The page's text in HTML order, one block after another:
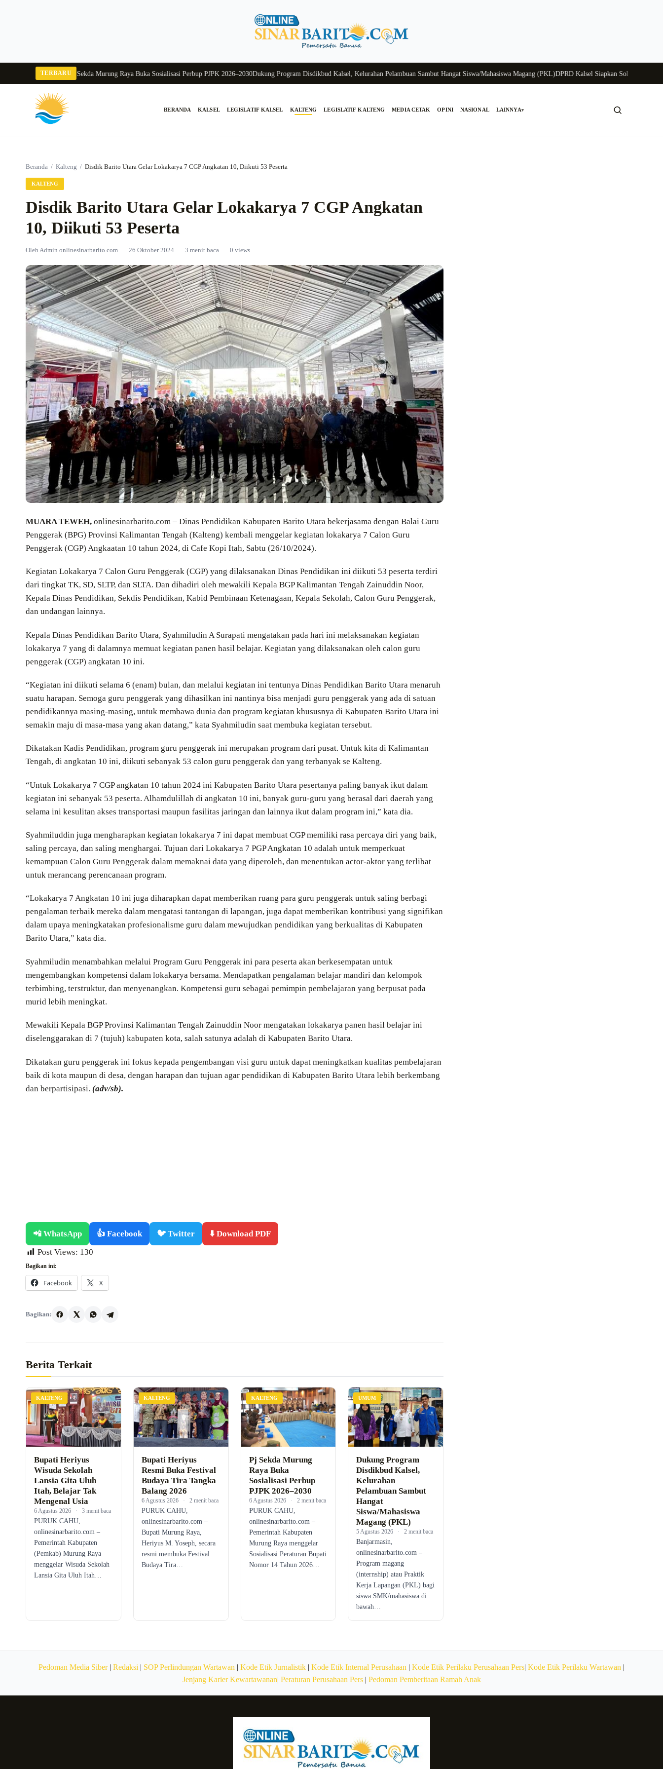
TERBARU
Balang 2026Pj Sekda Murung Raya Buka Sosialisasi Perbup PJPK 2026–2030Dukung Program Disdikbud Kalsel, Kelurahan Pelambuan Sambut Hangat Siswa/Mahasiswa Magang (PKL) DPRD Kalsel Siapkan Solusi Krisis
BERANDA KALSEL LEGISLATIF KALSEL KALTENG LEGISLATIF KALTENG MEDIA CETAK OPINI NASIONAL LAINNYA▾
Beranda / Kalteng / Disdik Barito Utara Gelar Lokakarya 7 CGP Angkatan 10, Diikuti 53 Peserta
KALTENG
Disdik Barito Utara Gelar Lokakarya 7 CGP Angkatan
10, Diikuti 53 Peserta
Oleh Admin onlinesinarbarito.com · 26 Oktober 2024 · 3 menit baca · 0 views
MUARA TEWEH, onlinesinarbarito.com – Dinas Pendidikan Kabupaten Barito Utara bekerjasama dengan Balai Guru
Penggerak (BPG) Provinsi Kalimantan Tengah (Kalteng) kembali menggelar kegiatan lokakarya 7 Calon Guru
Penggerak (CGP) Angkaatan 10 tahun 2024, di Cafe Kopi Itah, Sabtu (26/10/2024).
Kegiatan Lokakarya 7 Calon Guru Penggerak (CGP) yang dilaksanakan Dinas Pendidikan ini diikuti 53 peserta terdiri
dari tingkat TK, SD, SLTP, dan SLTA. Dan dihadiri oleh mewakili Kepala BGP Kalimantan Tengah Zainuddin Noor,
Kepala Dinas Pendidikan, Sekdis Pendidikan, Kabid Pembinaan Ketenagaan, Kepala Sekolah, Calon Guru Penggerak,
dan undangan lainnya.
Kepala Dinas Pendidikan Barito Utara, Syahmiludin A Surapati mengatakan pada hari ini melaksanakan kegiatan
lokakarya 7 yang di dalamnya memuat kegiatan panen hasil belajar. Kegiatan yang dilaksanakan oleh calon guru
penggerak (CGP) angkatan 10 ini.
“Kegiatan ini diikuti selama 6 (enam) bulan, dan melalui kegiatan ini tentunya Dinas Pendidikan Barito Utara menaruh
suatu harapan. Semoga guru penggerak yang dihasilkan ini nantinya bisa menjadi guru penggerak yang ada di satuan
pendidikannya masing-masing, untuk membawa dunia dan program kegiatan khususnya di Kabupaten Barito Utara ini
semakin maju di masa-masa yang akan datang,” kata Syahmiludin saat membuka kegiatan tersebut.
Dikatakan Kadis Pendidikan, program guru penggerak ini merupakan program dari pusat. Untuk kita di Kalimantan
Tengah, di angkatan 10 ini, diikuti sebanyak 53 calon guru penggerak dan yang terbanyak se Kalteng.
“Untuk Lokakarya 7 CGP angkatan 10 tahun 2024 ini Kabupaten Barito Utara pesertanya paling banyak ikut dalam
kegiatan ini sebanyak 53 peserta. Alhamdulillah di angkatan 10 ini, banyak guru-guru yang berasal dari daerah yang
selama ini kesulitan akses transportasi maupun fasilitas jaringan dan lainnya ikut dalam program ini,” kata dia.
Syahmiluddin juga mengharapkan kegiatan lokakarya 7 ini dapat membuat CGP memiliki rasa percaya diri yang baik,
saling percaya, dan saling menghargai. Tujuan dari Lokakarya 7 PGP Angkatan 10 adalah untuk memperkuat
kemampuan Calon Guru Penggerak dalam memaknai data yang diperoleh, dan menentukan actor-aktor yang terlibat
untuk merancang perencanaan program.
“Lokakarya 7 Angkatan 10 ini juga diharapkan dapat memberikan ruang para guru penggerak untuk saling berbagi
pengalaman terbaik mereka dalam mengatasi tantangan di lapangan, juga dapat memberikan kontribusi yang signifikan
dalam upaya meningkatakan profesionalisme guru dalam mewujudkan pendidikan yang berkualitas di Kabupaten
Barito Utara,” kata dia.
Syahmiludin menambahkan melalui Program Guru Penggerak ini para peserta akan berkesempatan untuk
mengembangkan kompetensi dalam lokakarya bersama. Mendapatkan pengalaman belajar mandiri dan kelompok
terbimbing, terstruktur, dan menyenangkan. Kompetensi guru sebagai pemimpin pembelajaran yang berpusat pada
murid lebih meningkat.
Mewakili Kepala BGP Provinsi Kalimantan Tengah Zainuddin Noor mengatakan lokakarya panen hasil belajar ini
diselenggarakan di 7 (tujuh) kabupaten kota, salah satunya adalah di Kabupaten Barito Utara.
Dikatakan guru penggerak ini fokus kepada pengembangan visi guru untuk dapat meningkatkan kualitas pembelajaran
baik di kota maupun di desa, dengan harapan dan tujuan agar pendidikan di Kabupaten Barito Utara lebih berkembang
dan berpartisipasi. (adv/sb).
📲 WhatsApp 👍 Facebook 🐦 Twitter
⬇️ Download PDF
Post Views: 130
Bagikan ini:
Facebook X
Bagikan:
Berita Terkait
KALTENG
Bupati Heriyus
Wisuda Sekolah
Lansia Gita Uluh
Itah, Belajar Tak
Mengenal Usia
6 Agustus 2026 · 3 menit baca
PURUK CAHU,
onlinesinarbarito.com –
Pemerintah Kabupaten
(Pemkab) Murung Raya
menggelar Wisuda Sekolah
Lansia Gita Uluh Itah…
KALTENG
Bupati Heriyus
Resmi Buka Festival
Budaya Tira Tangka
Balang 2026
6 Agustus 2026 · 2 menit baca
PURUK CAHU,
onlinesinarbarito.com –
Bupati Murung Raya,
Heriyus M. Yoseph, secara
resmi membuka Festival
Budaya Tira…
KALTENG
Pj Sekda Murung
Raya Buka
Sosialisasi Perbup
PJPK 2026–2030
6 Agustus 2026 · 2 menit baca
PURUK CAHU,
onlinesinarbarito.com –
Pemerintah Kabupaten
Murung Raya menggelar
Sosialisasi Peraturan Bupati
Nomor 14 Tahun 2026…
UMUM
Dukung Program
Disdikbud Kalsel,
Kelurahan
Pelambuan Sambut
Hangat
Siswa/Mahasiswa
Magang (PKL)
5 Agustus 2026 · 2 menit baca
Banjarmasin,
onlinesinarbarito.com –
Program magang
(internship) atau Praktik
Kerja Lapangan (PKL) bagi
siswa SMK/mahasiswa di
bawah…
Pedoman Media Siber| Redaksi | SOP Perlindungan Wartawan | Kode Etik Jurnalistik | Kode Etik Internal Perusahaan | Kode Etik Perilaku Perusahaan Pers| Kode Etik Perilaku Wartawan |
Jenjang Karier Kewartawanan| Peraturan Perusahaan Pers| Pedoman Pemberitaan Ramah Anak